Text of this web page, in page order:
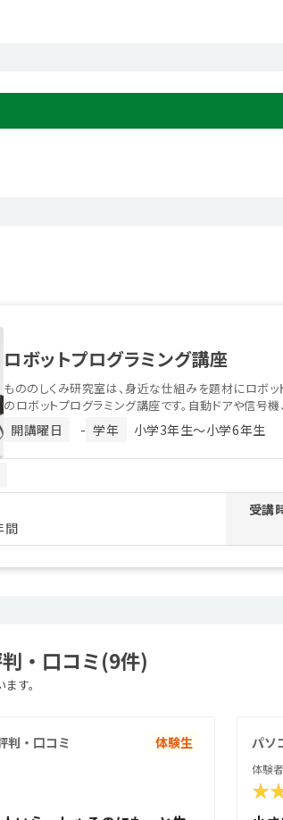
ロボットプログラミング講座
もののしくみ研究室は、身近な仕組みを題材にロボ
のロボットプログラミング講座です。自動ドアや信号
開講曜日 - 学年 小学3年生〜小学6年生
間
受講
・口コミ(9件)
す。
判・口コミ 体験生 パソ
体験